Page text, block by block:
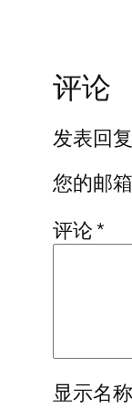
评论
发表回复
您的邮
评论*
显示名称